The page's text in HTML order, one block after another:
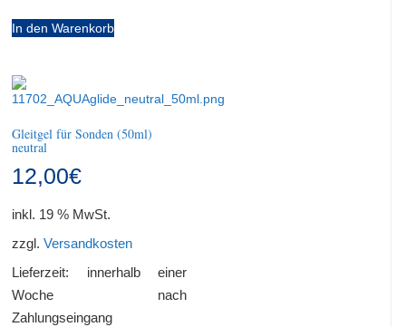
In den Warenkorb
Gleitgel für Sonden (50ml)
neutral
12,00€
inkl. 19 % MwSt.
zzgl.Versandkosten
Lieferzeit: innerhalb einer
Woche nach
Zahlungseingang